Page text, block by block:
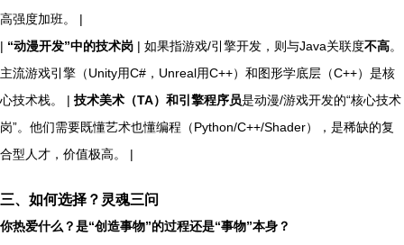
高强度加班。 |
| “动漫开发”中的技术岗 | 如果指游戏/引擎开发，则与Java关联度不高。
主流游戏引擎（Unity用C#，Unreal用C++）和图形学底层（C++）是核
心技术栈。 | 技术美术（TA）和引擎程序员是动漫/游戏开发的“核心技术
岗”。他们需要既懂艺术也懂编程（Python/C++/Shader），是稀缺的复
合型人才，价值极高。 |
三、如何选择？灵魂三问
你热爱什么？是“创造事物”的过程还是“事物”本身？